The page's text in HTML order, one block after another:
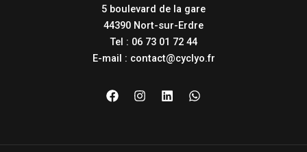
5 boulevard de la gare
44390 Nort-sur-Erdre
Tel : 06 73 01 72 44
E-mail : contact@cyclyo.fr